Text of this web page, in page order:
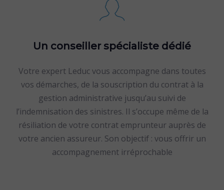
Un conseiller spécialiste dédié
Votre expert Leduc vous accompagne dans toutes
vos démarches, de la souscription du contrat à la
gestion administrative jusqu’au suivi de
l’indemnisation des sinistres. Il s’occupe même de la
résiliation de votre contrat emprunteur auprès de
votre ancien assureur. Son objectif : vous offrir un
accompagnement irréprochable